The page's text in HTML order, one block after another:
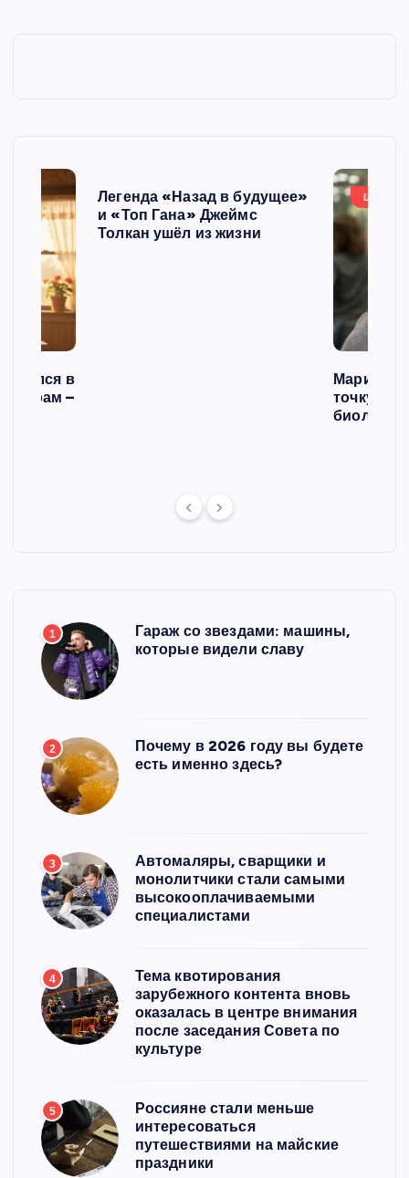
в
–
Легенда «Назад в будущее»
и «Топ Гана» Джеймс
Толкан ушёл из жизни
Мария
точку в
1
Гараж со звездами: машины,
которые видели славу
2
Почему в 2026 году вы будете
есть именно здесь?
3
Автомаляры, сварщики и
монолитчики стали самыми
высокооплачиваемыми
специалистами
4
Тема квотирования
зарубежного контента вновь
оказалась в центре внимания
после заседания Совета по
культуре
5
Россияне стали меньше
интересоваться
путешествиями на майские
праздники